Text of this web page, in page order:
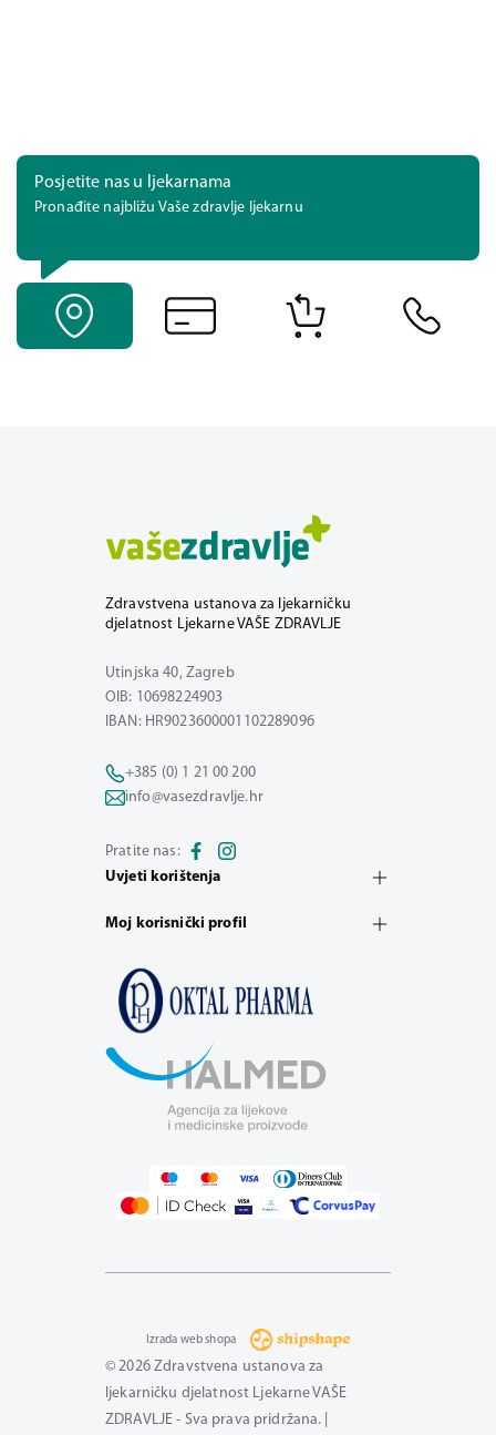
Posjetite nas u ljekarnama
Pronađite najbližu Vaše zdravlje ljekarnu
Zdravstvena ustanova za ljekarničku
djelatnost Ljekarne VAŠE ZDRAVLJE
Utinjska 40, Zagreb
OIB: 10698224903
IBAN: HR9023600001102289096
+385 (0) 1 21 00 200
info@vasezdravlje.hr
Pratite nas:
Uvjeti korištenja
Moj korisnički profil
© 2026 Zdravstvena ustanova za
ljekarničku djelatnost Ljekarne VAŠE
ZDRAVLJE - Sva prava pridržana. |
Izrada web shopa